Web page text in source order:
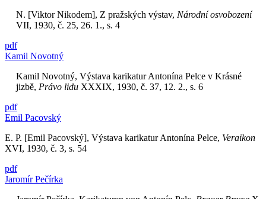
N. [Viktor Nikodem], Z pražských výstav, Národní osvobození
VII, 1930, č. 25, 26. 1., s. 4
pdf
Kamil Novotný
Kamil Novotný, Výstava karikatur Antonína Pelce v Krásné
jizbě, Právo lidu XXXIX, 1930, č. 37, 12. 2., s. 6
pdf
Emil Pacovský
E. P. [Emil Pacovský], Výstava karikatur Antonína Pelce, Veraikon
XVI, 1930, č. 3, s. 54
pdf
Jaromír Pečírka